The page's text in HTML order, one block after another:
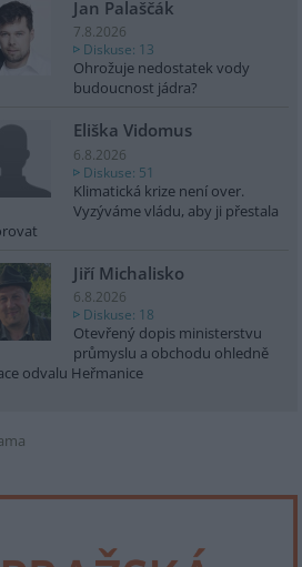
Jan Palaščák
7.8.2026
Diskuse: 13
Ohrožuje nedostatek vody
budoucnost jádra?
Eliška Vidomus
6.8.2026
Diskuse: 51
Klimatická krize není over.
Vyzýváme vládu, aby ji přestala
Jiří Michalisko
6.8.2026
Diskuse: 18
Otevřený dopis ministerstvu
průmyslu a obchodu ohledně
odvalu Heřmanice